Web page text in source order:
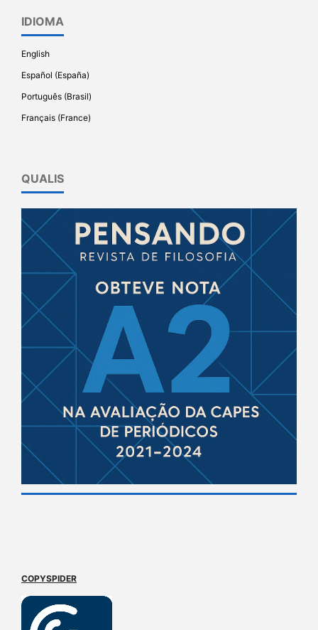
IDIOMA
English
Español (España)
Português (Brasil)
Français (France)
QUALIS
COPYSPIDER